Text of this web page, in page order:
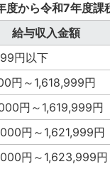
度から令和7年度課
給与収入金額
円以下
円～1,618,999円
円～1,619,999円
円～1,621,999円
円～1,623,999円